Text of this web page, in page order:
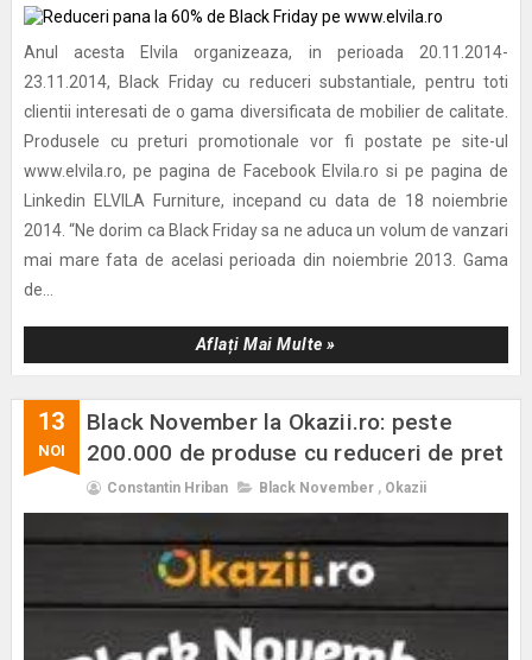
Anul acesta Elvila organizeaza, in perioada 20.11.2014-
23.11.2014, Black Friday cu reduceri substantiale, pentru toti
clientii interesati de o gama diversificata de mobilier de calitate.
Produsele cu preturi promotionale vor fi postate pe site-ul
www.elvila.ro, pe pagina de Facebook Elvila.ro si pe pagina de
Linkedin ELVILA Furniture, incepand cu data de 18 noiembrie
2014. “Ne dorim ca Black Friday sa ne aduca un volum de vanzari
mai mare fata de acelasi perioada din noiembrie 2013. Gama
de...
Aflați Mai Multe »
13
NOI
Black November la Okazii.ro: peste
200.000 de produse cu reduceri de pret
Constantin Hriban Black November , Okazii